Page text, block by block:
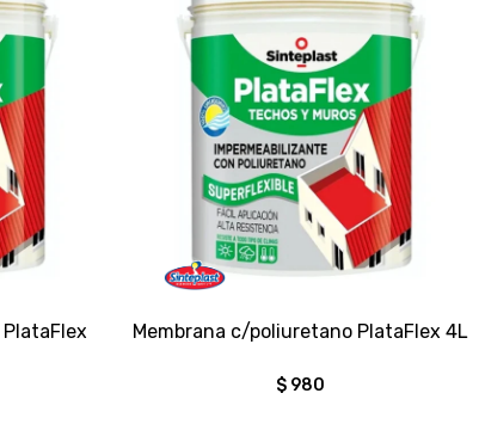
Membrana c/poliuretano PlataFlex 4L
$ 980